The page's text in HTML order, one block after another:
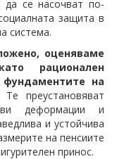
се насочват по-
защита в
система.
оценяваме
рационален
на
Те преустановяват
деформации и
и устойчива
на пенсиите
принос.